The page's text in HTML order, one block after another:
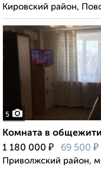
Кировский район,
5
Комната в
1 180 000 ₽ 69 500 ₽
Приволжский район,